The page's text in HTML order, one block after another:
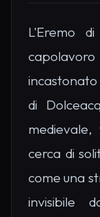
L'Eremo
di
cerca di
come una
invisibile